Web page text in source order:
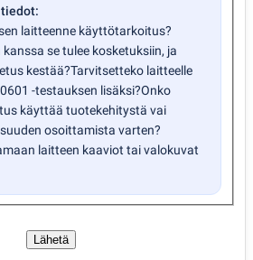
laitteenne käyttötarkoitus?
se tulee kosketuksiin, ja
kestää?Tarvitsetteko laitteelle
-testauksen lisäksi?Onko
käyttää tuotekehitystä vai
osoittamista varten?
laitteen kaaviot tai valokuvat
Lähetä